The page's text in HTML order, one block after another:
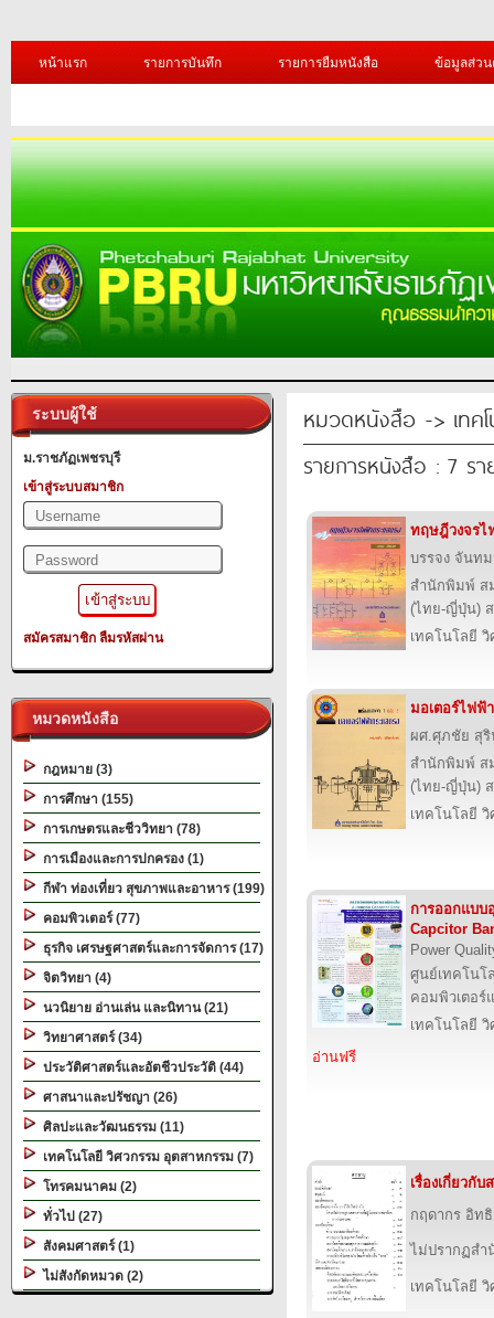
หน้าแรก รายการบันทึก รายการยืมหนังสือ ข้อมูลส่ว
ระบบผู้ใช้
ม.ราชภัฏเพชรบุรี
เข้าสู่ระบบสมาชิก
สมัครสมาชิก ลืมรหัสผ่าน
หมวดหนังสือ
กฎหมาย (3)
การศึกษา (155)
การเกษตรและชีววิทยา (78)
การเมืองและการปกครอง (1)
กีฬา ท่องเที่ยว สุขภาพและอาหาร (199)
คอมพิวเตอร์ (77)
ธุรกิจ เศรษฐศาสตร์และการจัดการ (17)
จิตวิทยา (4)
นวนิยาย อ่านเล่น และนิทาน (21)
วิทยาศาสตร์ (34)
ประวัติศาสตร์และอัตชีวประวัติ (44)
ศาสนาและปรัชญา (26)
ศิลปะและวัฒนธรรม (11)
เทคโนโลยี วิศวกรรม อุตสาหกรรม (7)
โทรคมนาคม (2)
ทั่วไป (27)
สังคมศาสตร์ (1)
ไม่สังกัดหมวด (2)
หมวดหนังสือ -> เทค
รายการหนังสือ : 7 รา
ทฤษฎีวงจรไ
บรรจง จันท
สำนักพิมพ์ ส
(ไทย-ญี่ปุ่น)
เทคโนโลยี
มอเตอร์ไฟฟ้
ผศ.ศุภชัย สุริ
สำนักพิมพ์ ส
(ไทย-ญี่ปุ่น)
เทคโนโลยี
การออกแบบ
Capcitor
Power
ศูนย์เทคโนโ
คอมพิวเตอร์
เทคโนโลยี
อ่านฟรี
เรื่องเกี่ยวกั
กฤดากร อิท
ไม่ปรากฏส
เทคโนโลยี